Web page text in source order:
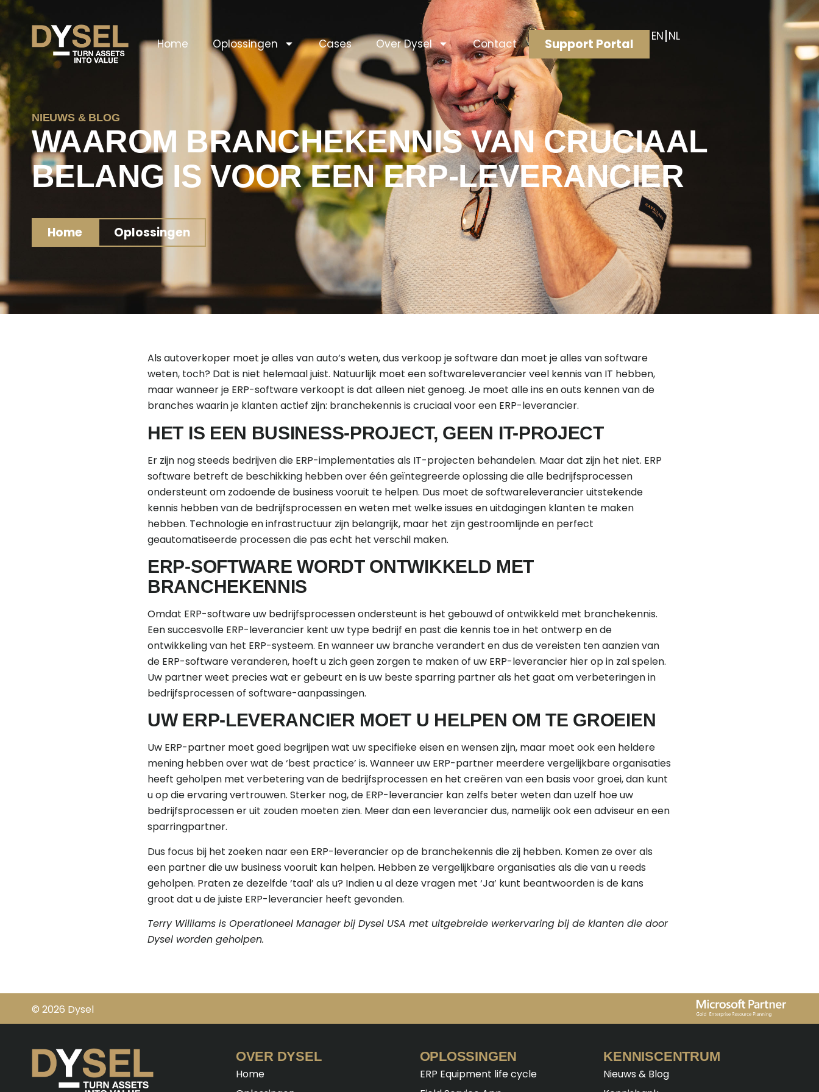
Home Oplossingen Cases Over Dysel Contact Support Portal EN NL
NIEUWS & BLOG
WAAROM BRANCHEKENNIS VAN CRUCIAAL
BELANG IS VOOR EEN ERP-LEVERANCIER
Home Oplossingen
Als autoverkoper moet je alles van auto’s weten, dus verkoop je software dan moet je alles van software
weten, toch? Dat is niet helemaal juist. Natuurlijk moet een softwareleverancier veel kennis van IT hebben,
maar wanneer je ERP-software verkoopt is dat alleen niet genoeg. Je moet alle ins en outs kennen van de
branches waarin je klanten actief zijn: branchekennis is cruciaal voor een ERP-leverancier.
HET IS EEN BUSINESS-PROJECT, GEEN IT-PROJECT
Er zijn nog steeds bedrijven die ERP-implementaties als IT-projecten behandelen. Maar dat zijn het niet. ERP
software betreft de beschikking hebben over één geïntegreerde oplossing die alle bedrijfsprocessen
ondersteunt om zodoende de business vooruit te helpen. Dus moet de softwareleverancier uitstekende
kennis hebben van de bedrijfsprocessen en weten met welke issues en uitdagingen klanten te maken
hebben. Technologie en infrastructuur zijn belangrijk, maar het zijn gestroomlijnde en perfect
geautomatiseerde processen die pas echt het verschil maken.
ERP-SOFTWARE WORDT ONTWIKKELD MET
BRANCHEKENNIS
Omdat ERP-software uw bedrijfsprocessen ondersteunt is het gebouwd of ontwikkeld met branchekennis.
Een succesvolle ERP-leverancier kent uw type bedrijf en past die kennis toe in het ontwerp en de
ontwikkeling van het ERP-systeem. En wanneer uw branche verandert en dus de vereisten ten aanzien van
de ERP-software veranderen, hoeft u zich geen zorgen te maken of uw ERP-leverancier hier op in zal spelen.
Uw partner weet precies wat er gebeurt en is uw beste sparring partner als het gaat om verbeteringen in
bedrijfsprocessen of software-aanpassingen.
UW ERP-LEVERANCIER MOET U HELPEN OM TE GROEIEN
Uw ERP-partner moet goed begrijpen wat uw specifieke eisen en wensen zijn, maar moet ook een heldere
mening hebben over wat de ‘best practice’ is. Wanneer uw ERP-partner meerdere vergelijkbare organisaties
heeft geholpen met verbetering van de bedrijfsprocessen en het creëren van een basis voor groei, dan kunt
u op die ervaring vertrouwen. Sterker nog, de ERP-leverancier kan zelfs beter weten dan uzelf hoe uw
bedrijfsprocessen er uit zouden moeten zien. Meer dan een leverancier dus, namelijk ook een adviseur en een
sparringpartner.
Dus focus bij het zoeken naar een ERP-leverancier op de branchekennis die zij hebben. Komen ze over als
een partner die uw business vooruit kan helpen. Hebben ze vergelijkbare organisaties als die van u reeds
geholpen. Praten ze dezelfde ‘taal’ als u? Indien u al deze vragen met ‘Ja’ kunt beantwoorden is de kans
groot dat u de juiste ERP-leverancier heeft gevonden.
Terry Williams is Operationeel Manager bij Dysel USA met uitgebreide werkervaring bij de klanten die door
Dysel worden geholpen.
© 2026 Dysel
OVER DYSEL
Home
OPLOSSINGEN
ERP Equipment life cycle
KENNISCENTRUM
Nieuws & Blog